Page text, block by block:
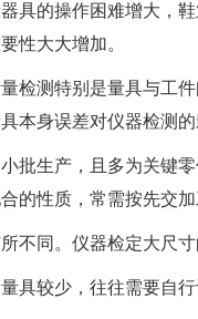
具的操作困难增大，
性大大增加。
检测特别是量具与工
本身误差对仪器检测的
批生产，且多为关键
的性质，常需按先交
不同。 仪器检定大尺
具较少，往往需要自